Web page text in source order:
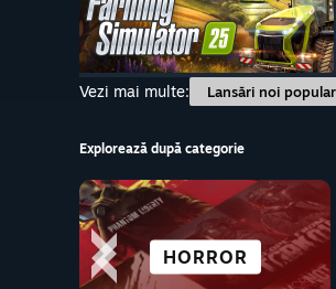
Vezi mai multe:
Lansări noi
Explorează după categorie
HORROR
LUPTE
COOPERATIVE
AVENTURĂ